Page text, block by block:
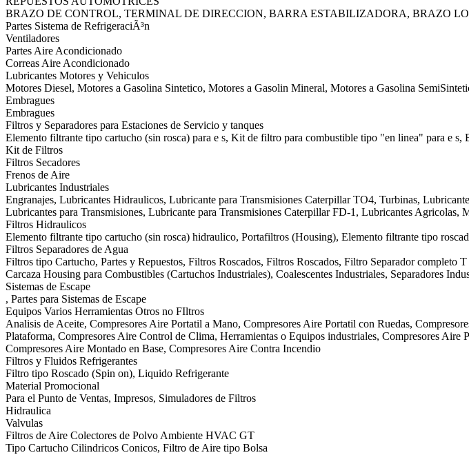
BRAZO DE CONTROL, TERMINAL DE DIRECCION, BARRA ESTABILIZADORA, BRAZO
Partes Sistema de RefrigeraciÃ³n
Ventiladores
Partes Aire Acondicionado
Correas Aire Acondicionado
Lubricantes Motores y Vehiculos
Motores Diesel, Motores a Gasolina Sintetico, Motores a Gasolin Mineral, Motores a Gasolina
Embragues
Embragues
Filtros y Separadores para Estaciones de Servicio y tanques
Elemento filtrante tipo cartucho (sin rosca) para e s, Kit de filtro para combustible tipo "en linea" para e s,
Kit de Filtros
Filtros Secadores
Frenos de Aire
Lubricantes Industriales
Engranajes, Lubricantes Hidraulicos, Lubricante para Transmisiones Caterpillar TO4, Turbinas,
Lubricantes para Transmisiones, Lubricante para Transmisiones Caterpillar FD-1, Lubricantes
Filtros Hidraulicos
Elemento filtrante tipo cartucho (sin rosca) hidraulico, Portafiltros (Housing), Elemento filtrante tipo
Filtros Separadores de Agua
Filtros tipo Cartucho, Partes y Repuestos, Filtros Roscados, Filtros Roscados, Filtro Separador
Carcaza Housing para Combustibles (Cartuchos Industriales), Coalescentes Industriales, Separadores
Sistemas de Escape
, Partes para Sistemas de Escape
Equipos Varios Herramientas Otros no FIltros
Analisis de Aceite, Compresores Aire Portatil a Mano, Compresores Aire Portatil con Ruedas,
Plataforma, Compresores Aire Control de Clima, Herramientas o Equipos industriales, Compresores
Compresores Aire Montado en Base, Compresores Aire Contra Incendio
Filtros y Fluidos Refrigerantes
Filtro tipo Roscado (Spin on), Liquido Refrigerante
Material Promocional
Para el Punto de Ventas, Impresos, Simuladores de Filtros
Hidraulica
Valvulas
Filtros de Aire Colectores de Polvo Ambiente HVAC GT
Tipo Cartucho Cilindricos Conicos, Filtro de Aire tipo Bolsa